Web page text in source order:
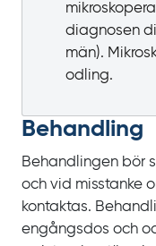
diagnosen
män).
odling.
Behandling
Behandlingen bör
och vid misstanke
kontaktas.
engångsdos och